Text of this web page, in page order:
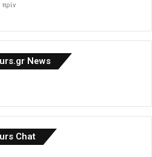
News
Chat